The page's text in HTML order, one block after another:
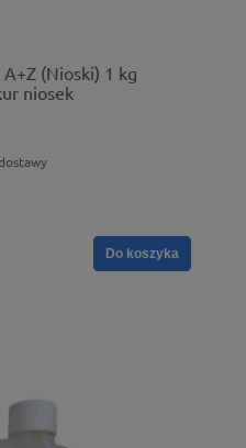
(Nioski) 1 kg
niosek
Do koszyka